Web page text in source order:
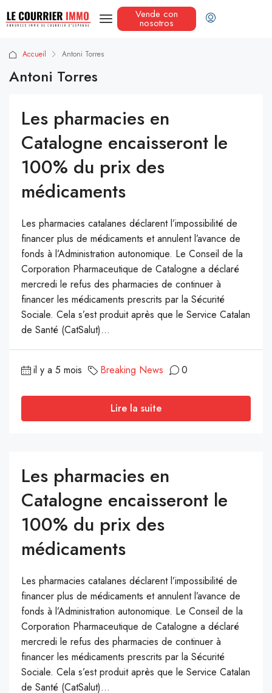
Vende con
nosotros
Accueil Antoni Torres
Antoni Torres
Les pharmacies en
Catalogne encaisseront le
100% du prix des
médicaments
Les pharmacies catalanes déclarent l’impossibilité de
financer plus de médicaments et annulent l’avance de
fonds à l’Administration autonomique. Le Conseil de la
Corporation Pharmaceutique de Catalogne a déclaré
mercredi le refus des pharmacies de continuer à
financer les médicaments prescrits par la Sécurité
Sociale. Cela s’est produit après que le Service Catalan
de Santé (CatSalut)...
il y a 5 mois Breaking News 0
Lire la suite
Les pharmacies en
Catalogne encaisseront le
100% du prix des
médicaments
Les pharmacies catalanes déclarent l’impossibilité de
financer plus de médicaments et annulent l’avance de
fonds à l’Administration autonomique. Le Conseil de la
Corporation Pharmaceutique de Catalogne a déclaré
mercredi le refus des pharmacies de continuer à
financer les médicaments prescrits par la Sécurité
Sociale. Cela s’est produit après que le Service Catalan
de Santé (CatSalut)...